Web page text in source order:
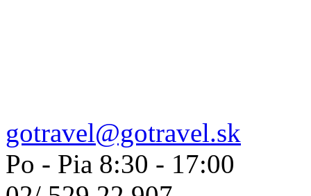
gotravel@gotravel.sk
Po - Pia 8:30 - 17:00